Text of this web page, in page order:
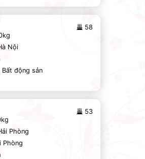
58
Nội
động sản
53
Phòng
Phòng